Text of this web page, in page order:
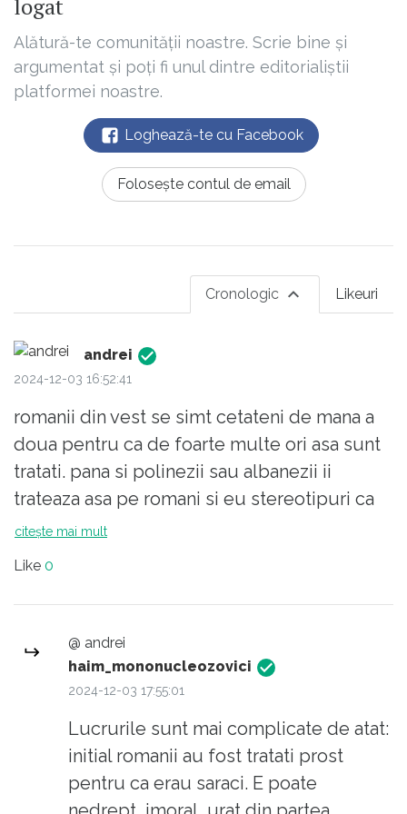
logat
Alătură-te comunității noastre. Scrie bine și
argumentat și poți fi unul dintre editorialiștii
platformei noastre.
Loghează-te cu Facebook
Folosește contul de email
Likeuri
Cronologic
andrei
2024-12-03 16:52:41
romanii din vest se simt cetateni de mana a
doua pentru ca de foarte multe ori asa sunt
tratati. pana si polinezii sau albanezii ii
trateaza asa pe romani si eu stereotipuri ca
romanii sunt tigani, hoti, femeile romance
sunt asa, dar se intalnesc cu ideile astea in
vest. vest care in acelasi timp pedepseste
pornirile rasiste impotriva africanilor sau
arabilor, dar nu are nicio problema cu
stereotipurile despre romani. normal ca
romanii aia se simt tradati cand vestul da in
ei, iar politicienii din romania nu zic nimic si
nici nu fac nimic.
citește mai mult
Like 0
@ andrei
haim_mononucleozovici
2024-12-03 17:55:01
Lucrurile sunt mai complicate de atat:
initial romanii au fost tratati prost
pentru ca erau saraci. E poate